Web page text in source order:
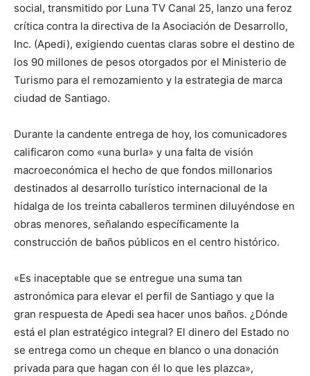
social, transmitido por Luna TV Canal 25, lanzo una feroz
crítica contra la directiva de la Asociación de Desarrollo,
Inc. (Apedi), exigiendo cuentas claras sobre el destino de
los 90 millones de pesos otorgados por el Ministerio de
Turismo para el remozamiento y la estrategia de marca
ciudad de Santiago.
Durante la candente entrega de hoy, los comunicadores
calificaron como «una burla» y una falta de visión
macroeconómica el hecho de que fondos millonarios
destinados al desarrollo turístico internacional de la
hidalga de los treinta caballeros terminen diluyéndose en
obras menores, señalando específicamente la
construcción de baños públicos en el centro histórico.
«Es inaceptable que se entregue una suma tan
astronómica para elevar el perfil de Santiago y que la
gran respuesta de Apedi sea hacer unos baños. ¿Dónde
está el plan estratégico integral? El dinero del Estado no
se entrega como un cheque en blanco o una donación
privada para que hagan con él lo que les plazca»,